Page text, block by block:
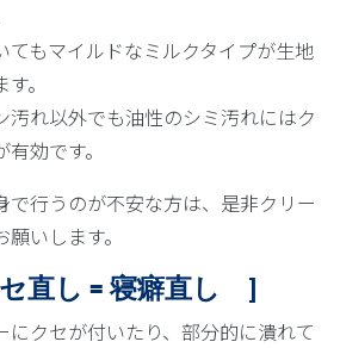
てもマイルドなミルクタイプが生地
。
汚れ以外でも油性のシミ汚れにはク
効です。
で行うのが不安な方は、是非クリー
いします。
直し = 寝癖直し ]
にクセが付いたり、部分的に潰れて